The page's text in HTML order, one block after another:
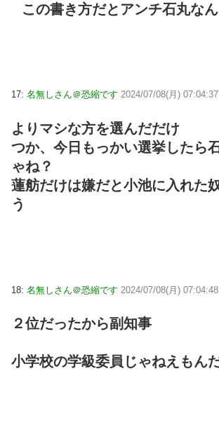
この書き方だとアンチ石丸な
17: 名無しさん＠恐縮です 2024/07/08(月)
よりマシな方を選んだだけ
つか、今日もっかい選挙したら
ゃね？
蓮舫だけは嫌だと小池に入れた
う
18: 名無しさん＠恐縮です 2024/07/08(月)
２位だったから副知事
小学校の学級委員じゃねえもん